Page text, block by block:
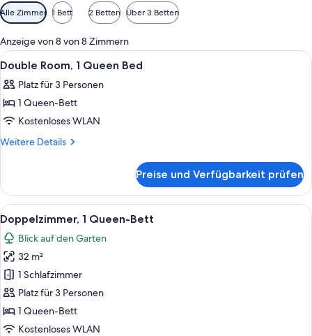
Verfügbare
Filter
für
Zimmer
Alle Zimmer 1 Bett 2 Betten Über 3 Betten
Anzeige von 8 von 8 Zimmern
Alle
Fotos
für
Double
Room,
1
anzeigen
Ein Hotelzimmer mit zwei Betten,
6
Double Room, 1 Queen Bed
Platz für 3 Personen
1 Queen-Bett
Kostenloses WLAN
Weitere Details
Weitere
Room,
Queen
Bed
Preise und Verfügbarkeit prüfen
Alle
Fotos
für
Doppelzimmer,
Queen-
Bett
anzeigen
Ein modernes Hotelzimmer mit
6
Doppelzimmer, 1 Queen-Bett
Blick auf den Garten
32 m²
1 Schlafzimmer
Platz für 3 Personen
1 Queen-Bett
Kostenloses WLAN